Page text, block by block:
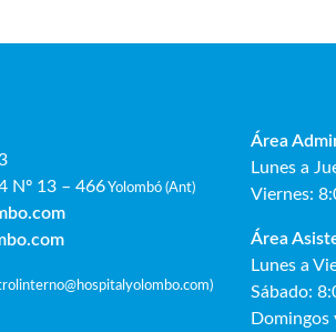
Nº 13 – 466Yolombó (Ant)
)
Área
Lunes a
Viernes:
Área
Lunes a
Sábado:
Domingos